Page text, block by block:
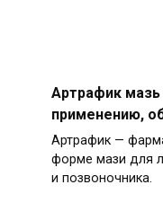
Артрафик мазь
применению,
Артрафик —
форме мази для
и позвоночника.